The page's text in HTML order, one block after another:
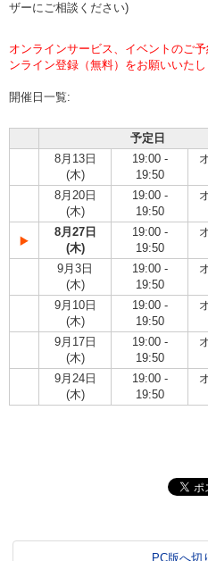
ザーにご相談ください)
オンラインサービス、イベントのご
ンライン登録（無料）をお願いいたし
開催日一覧:
予定日
8月13日
(木)
19:00 -
19:50
8月20日
(木)
19:00 -
19:50
8月27日
(木)
19:00 -
19:50
9月3日
(木)
19:00 -
19:50
9月10日
(木)
19:00 -
19:50
9月17日
(木)
19:00 -
19:50
9月24日
(木)
19:00 -
19:50
PC版へ切